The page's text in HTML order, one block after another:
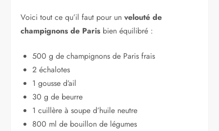
Voici tout ce qu’il faut pour unvelouté de
champignons de Paris bien équilibré :
500 g de champignons de Paris frais
2 échalotes
1 gousse d’ail
30 g de beurre
1 cuillère à soupe d’huile neutre
800 ml de bouillon de légumes